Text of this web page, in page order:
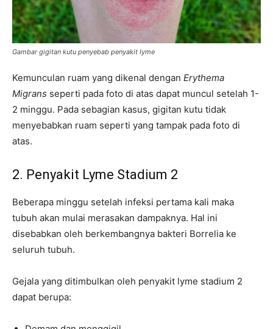
Gambar gigitan kutu penyebab penyakit lyme
Kemunculan ruam yang dikenal dengan Erythema
Migrans seperti pada foto di atas dapat muncul setelah 1-
2 minggu. Pada sebagian kasus, gigitan kutu tidak
menyebabkan ruam seperti yang tampak pada foto di
atas.
2. Penyakit Lyme Stadium 2
Beberapa minggu setelah infeksi pertama kali maka
tubuh akan mulai merasakan dampaknya. Hal ini
disebabkan oleh berkembangnya bakteri Borrelia ke
seluruh tubuh.
Gejala yang ditimbulkan oleh penyakit lyme stadium 2
dapat berupa: